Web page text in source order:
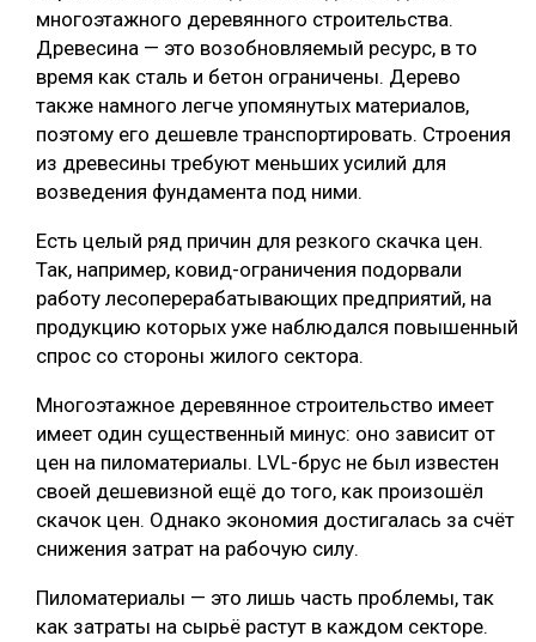
ЛЕСОПИЛЕНИЕ
БЕЗОПАСНОЕ ПРОИЗВОДСТВО
СОРТИРОВКА ДРЕВЕСИНЫ
МЕБЕЛЬНОЕ ПРОИЗВОДСТВО
многоэтажного деревянного строительства.
Древесина — это возобновляемый ресурс, в то
время как сталь и бетон ограничены. Дерево
также намного легче упомянутых материалов,
поэтому его дешевле транспортировать. Строения
из древесины требуют меньших усилий для
возведения фундамента под ними.
Есть целый ряд причин для резкого скачка цен.
Так, например, ковид-ограничения подорвали
работу лесоперерабатывающих предприятий, на
продукцию которых уже наблюдался повышенный
спрос со стороны жилого сектора.
Многоэтажное деревянное строительство имеет
имеет один существенный минус: оно зависит от
цен на пиломатериалы. LVL-брус не был известен
своей дешевизной ещё до того, как произошёл
скачок цен. Однако экономия достигалась за счёт
снижения затрат на рабочую силу.
Пиломатериалы — это лишь часть проблемы, так
как затраты на сырьё растут в каждом секторе.